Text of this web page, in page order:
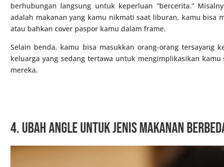
berhubungan langsung untuk keperluan “bercerita.”
adalah makanan yang kamu nikmati saat liburan, kamu bisa
atau bahkan cover paspor kamu dalam frame.
Selain benda, kamu bisa masukkan orang-orang tersayang
keluarga yang sedang tertawa untuk mengimplikasikan
mereka.
4. Ubah angle untuk jenis makanan